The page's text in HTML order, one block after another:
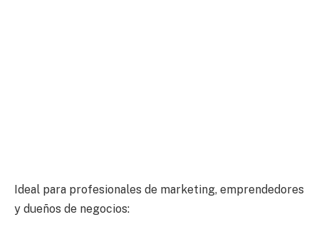
Ideal para profesionales de marketing, emprendedores
y dueños de negocios: